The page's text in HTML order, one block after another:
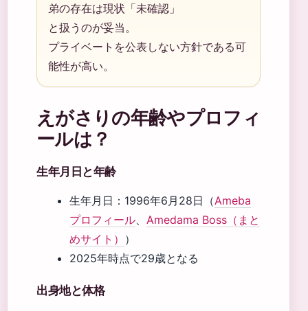
弟の存在は現状「未確認」
と扱うのが妥当。
プライベートを公表しない方針である可
能性が高い。
えがさりの年齢やプロフィ
ールは？
生年月日と年齢
生年月日：1996年6月28日（Ameba
プロフィール
Amedama Boss（まと
めサイト） ）
2025年時点で29歳となる
出身地と体格